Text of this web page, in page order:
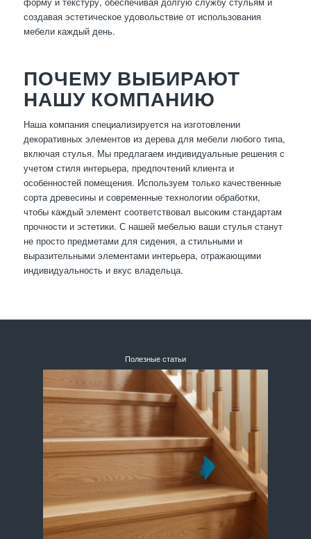
создавая эстетическое удовольствие от использования
мебели каждый день.
ПОЧЕМУ ВЫБИРАЮТ
НАШУ КОМПАНИЮ
Наша компания специализируется на изготовлении
декоративных элементов из дерева для мебели любого типа,
включая стулья. Мы предлагаем индивидуальные решения с
учетом стиля интерьера, предпочтений клиента и
особенностей помещения. Используем только качественные
сорта древесины и современные технологии обработки,
чтобы каждый элемент соответствовал высоким стандартам
прочности и эстетики. С нашей мебелью ваши стулья станут
не просто предметами для сидения, а стильными и
выразительными элементами интерьера, отражающими
индивидуальность и вкус владельца.
Полезные статьи